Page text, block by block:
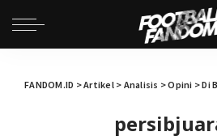
FANDOM.ID >Artikel> Analisis >Opini >Di